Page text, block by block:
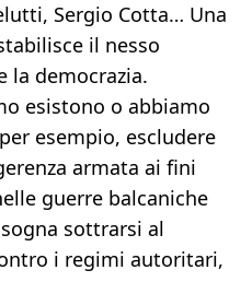
Sergio Cotta… Una
il nesso
la democrazia.
esistono o abbiamo
esempio, escludere
armata ai fini
guerre balcaniche
sottrarsi al
i regimi autoritari,